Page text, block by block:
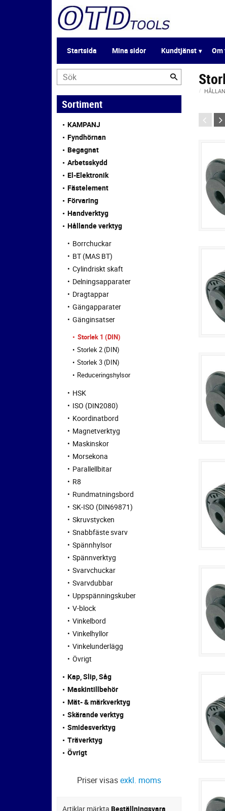
Startsida Mina sidor Kundtjänst
Sortiment
KAMPANJ
Fyndhörnan
Begagnat
Arbetsskydd
El-Elektronik
Fästelement
Förvaring
Handverktyg
Hållande verktyg
Borrchuckar
BT (MAS BT)
Cylindriskt skaft
Delningsapparater
Dragtappar
Gängapparater
Gänginsatser
Storlek 1 (DIN)
Storlek 2 (DIN)
Storlek 3 (DIN)
Reduceringshylsor
HSK
ISO (DIN2080)
Koordinatbord
Magnetverktyg
Maskinskor
Morsekona
Parallellbitar
R8
Rundmatningsbord
SK-ISO (DIN69871)
Skruvstycken
Snabbfäste svarv
Spännhylsor
Spännverktyg
Svarvchuckar
Svarvdubbar
Uppspänningskuber
V-block
Vinkelbord
Vinkelhyllor
Vinkelunderlägg
Övrigt
Kap, Slip, Såg
Maskintillbehör
Mät- & märkverktyg
Skärande verktyg
Smidesverktyg
Träverktyg
Övrigt
Priser visasexkl. moms
Artiklar märkta Beställningsvara